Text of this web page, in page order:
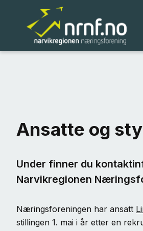
Ansatte og
Under finner du
Narvikregionen
Næringsforeningen har ansatt
stillingen 1. mai i år etter en